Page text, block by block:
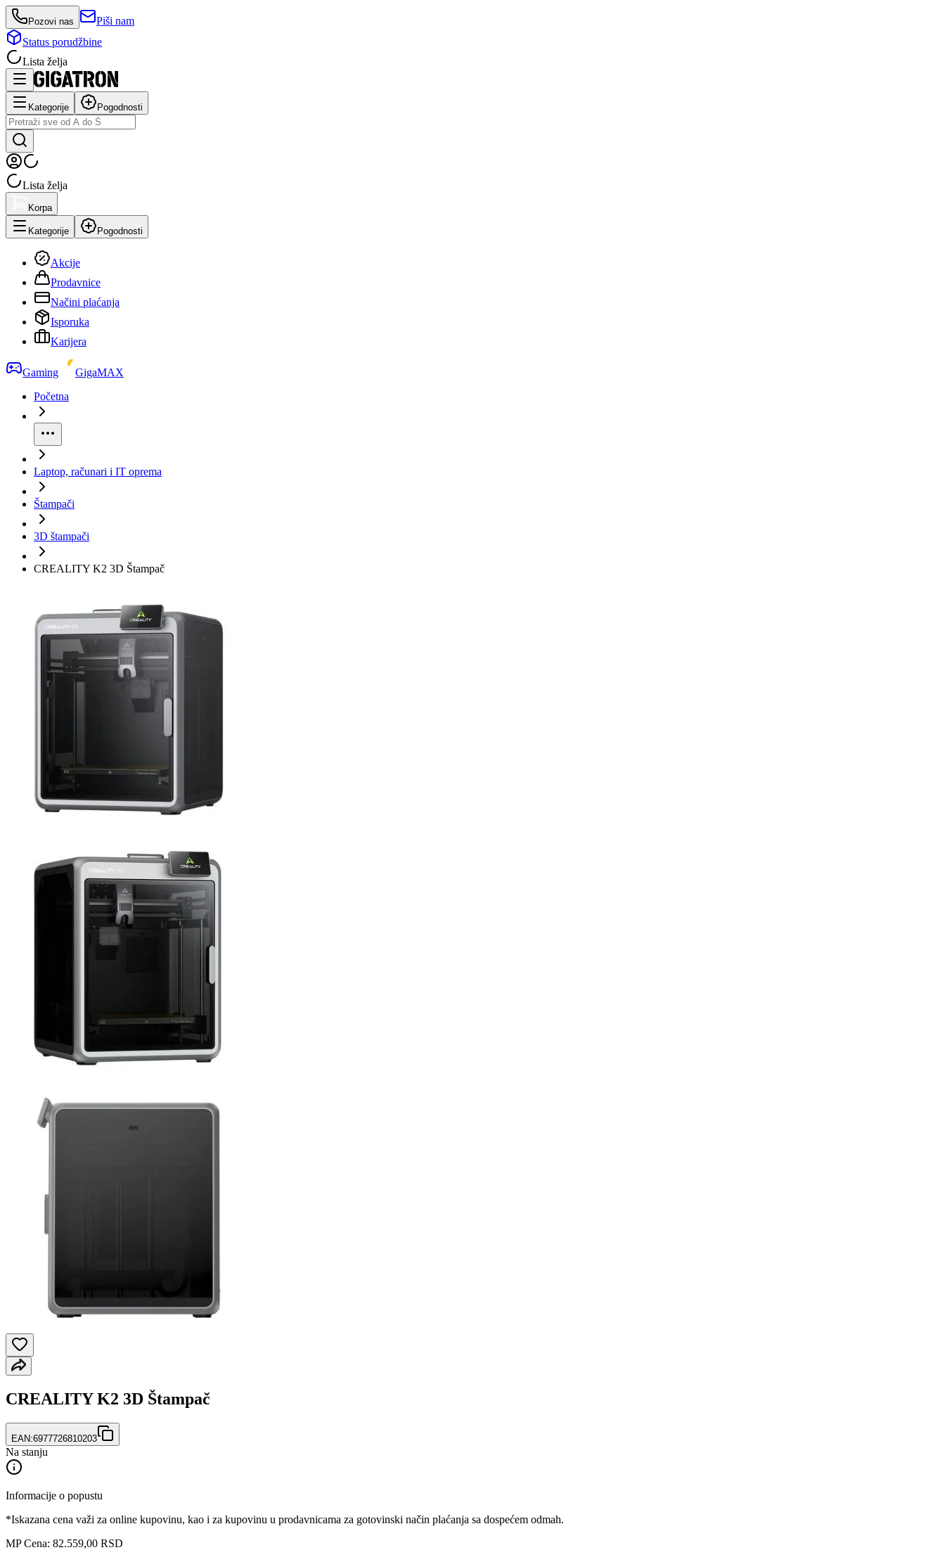
Pozovi nas
Piši nam
Status porudžbine
Lista želja
Kategorije Pogodnosti
Lista želja
Korpa
Kategorije Pogodnosti
Akcije
Prodavnice
Načini plaćanja
Isporuka
Karijera
Gaming
GigaMAX
Početna
Laptop, računari i IT oprema
Štampači
3D štampači
CREALITY K2 3D Štampač
CREALITY K2 3D Štampač
EAN:6977726810203
Na stanju
Informacije o popustu
*Iskazana cena važi za online kupovinu, kao i za kupovinu u prodavnicama za gotovinski način plaćanja sa dospećem odmah.
MP Cena: 82.559,00 RSD